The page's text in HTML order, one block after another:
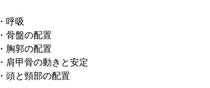
・呼吸
・骨盤の配置
・胸郭の配置
・肩甲骨の動きと安定
・頭と頸部の配置